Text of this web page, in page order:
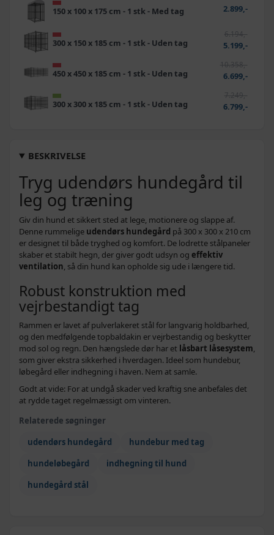
BESKRIVELSE
Tryg udendørs hundegård til
leg og træning
Giv din hund et sikkert sted at lege, motionere og slappe af.
Denne rummelige udendørs hundegård på 300 x 300 x 210 cm
er designet til både tryghed og komfort. De lodrette stålpaneler
skaber et stabilt hegn, der giver godt udsyn og effektiv
ventilation, så din hund kan opholde sig ude i længere tid.
Robust konstruktion med
vejrbestandigt tag
Rammen er lavet af pulverlakeret stål for langvarig holdbarhed,
og den medfølgende topbaldakin er vejrbestandig og beskytter
mod sol og regn. Den hængslede dør har et låsbart låsesystem,
som giver ekstra sikkerhed i hverdagen. Ideel som hundebur,
løbegård eller indhegning i haven. Nem at samle.
Godt at vide: For at undgå skader ved kraftig sne anbefales det
at rydde taget regelmæssigt om vinteren.
Relaterede søgninger
udendørs hundegård
hundebur med tag
hundeløbegård
indhegning til hund
hundegård stål
150 x 100 x 175 cm - 1 stk - Med tag 2.899,-
300 x 150 x 185 cm - 1 stk - Uden tag
6.194,-
5.199,-
450 x 450 x 185 cm - 1 stk - Uden tag
10.358,-
6.699,-
300 x 300 x 185 cm - 1 stk - Uden tag
7.249,-
6.799,-